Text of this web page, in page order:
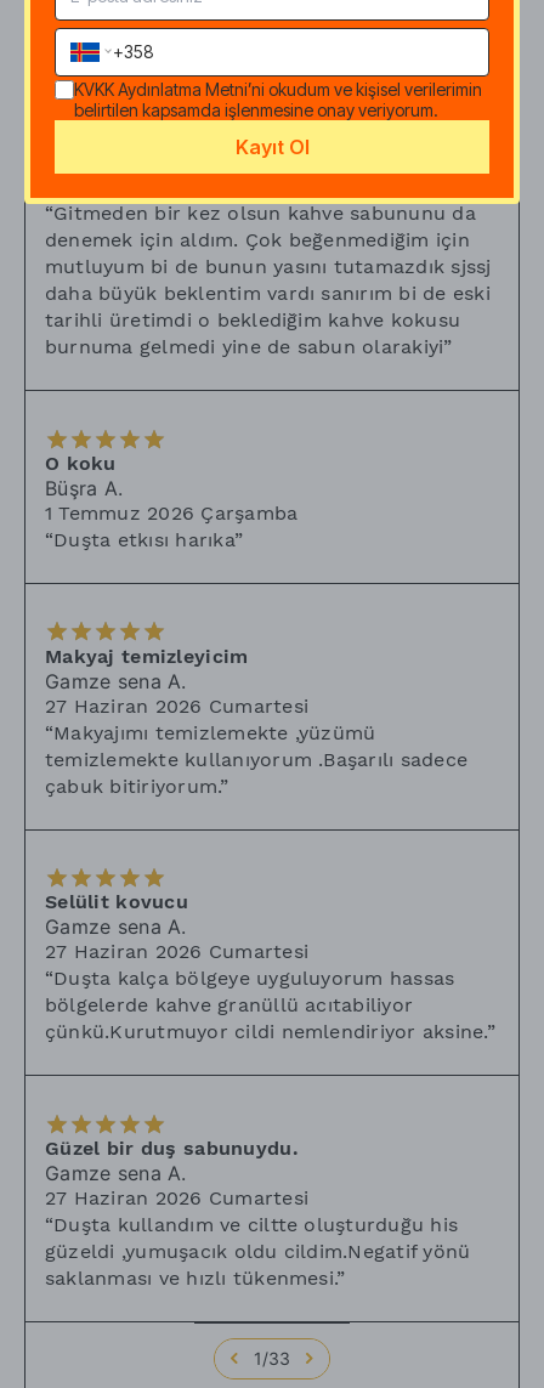
“Gitmeden bir kez olsun kahve sabununu da
denemek için aldım. Çok beğenmediğim için
mutluyum bi de bunun yasını tutamazdık sjssj
daha büyük beklentim vardı sanırım bi de eski
tarihli üretimdi o beklediğim kahve kokusu
burnuma gelmedi yine de sabun olarakiyi”
O koku
Büşra A.
1 Temmuz 2026 Çarşamba
“Duşta etkısı harıka”
Makyaj temizleyicim
Gamze sena A.
27 Haziran 2026 Cumartesi
“Makyajımı temizlemekte ,yüzümü
temizlemekte kullanıyorum .Başarılı sadece
çabuk bitiriyorum.”
Selülit kovucu
Gamze sena A.
27 Haziran 2026 Cumartesi
“Duşta kalça bölgeye uyguluyorum hassas
bölgelerde kahve granüllü acıtabiliyor
çünkü.Kurutmuyor cildi nemlendiriyor aksine.”
Güzel bir duş sabunuydu.
Gamze sena A.
27 Haziran 2026 Cumartesi
“Duşta kullandım ve ciltte oluşturduğu his
güzeldi ,yumuşacık oldu cildim.Negatif yönü
saklanması ve hızlı tükenmesi.”
1/33
KVKK Aydınlatma Metni’ni okudum ve kişisel verilerimin
belirtilen kapsamda işlenmesine onay veriyorum.
Kayıt Ol